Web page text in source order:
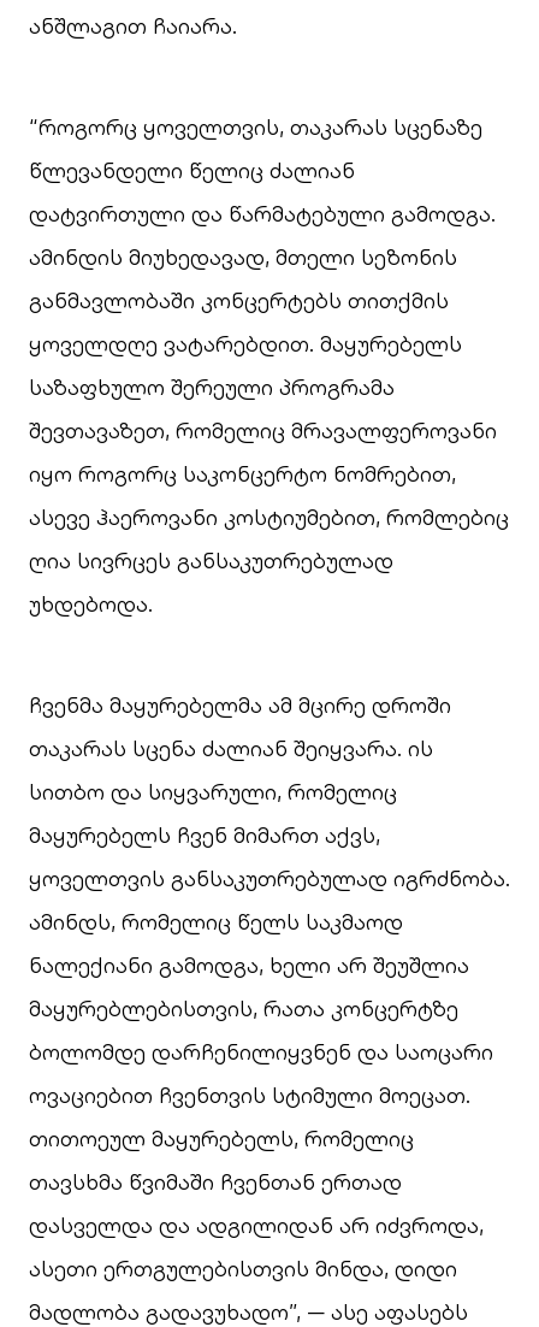
ანშლაგით ჩაიარა.
“როგორც ყოველთვის, თაკარას სცენაზე
წლევანდელი წელიც ძალიან
დატვირთული და წარმატებული გამოდგა.
ამინდის მიუხედავად, მთელი სეზონის
განმავლობაში კონცერტებს თითქმის
ყოველდღე ვატარებდით. მაყურებელს
საზაფხულო შერეული პროგრამა
შევთავაზეთ, რომელიც მრავალფეროვანი
იყო როგორც საკონცერტო ნომრებით,
ასევე ჰაეროვანი კოსტიუმებით, რომლებიც
ღია სივრცეს განსაკუთრებულად
უხდებოდა.
ჩვენმა მაყურებელმა ამ მცირე დროში
თაკარას სცენა ძალიან შეიყვარა. ის
სითბო და სიყვარული, რომელიც
მაყურებელს ჩვენ მიმართ აქვს,
ყოველთვის განსაკუთრებულად იგრძნობა.
ამინდს, რომელიც წელს საკმაოდ
ნალექიანი გამოდგა, ხელი არ შეუშლია
მაყურებლებისთვის, რათა კონცერტზე
ბოლომდე დარჩენილიყვნენ და საოცარი
ოვაციებით ჩვენთვის სტიმული მოეცათ.
თითოეულ მაყურებელს, რომელიც
თავსხმა წვიმაში ჩვენთან ერთად
დასველდა და ადგილიდან არ იძვროდა,
ასეთი ერთგულებისთვის მინდა, დიდი
მადლობა გადავუხადო”, — ასე აფასებს